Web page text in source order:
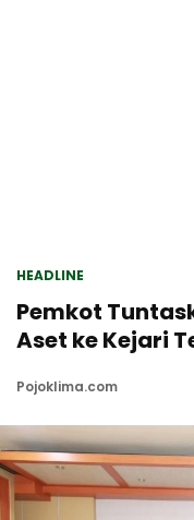
HEADLINE
Pemkot
Aset ke Kejari
Pojoklima.com